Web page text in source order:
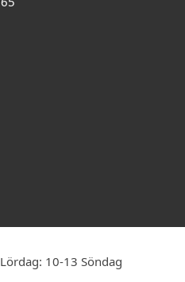
10-13 Söndag